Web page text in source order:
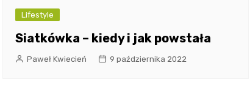
Lifestyle
Siatkówka – kiedy i jak powstała
Paweł Kwiecień 9 października 2022